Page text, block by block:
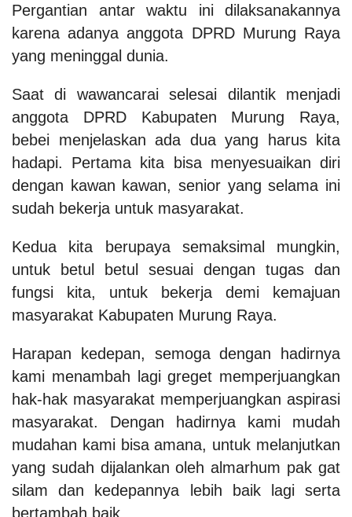
Pergantian antar waktu ini dilaksanakannya
karena adanya anggota DPRD Murung Raya
yang meninggal dunia.
Saat di wawancarai selesai dilantik menjadi
anggota DPRD Kabupaten Murung Raya,
bebei menjelaskan ada dua yang harus kita
hadapi. Pertama kita bisa menyesuaikan diri
dengan kawan kawan, senior yang selama ini
sudah bekerja untuk masyarakat.
Kedua kita berupaya semaksimal mungkin,
untuk betul betul sesuai dengan tugas dan
fungsi kita, untuk bekerja demi kemajuan
masyarakat Kabupaten Murung Raya.
Harapan kedepan, semoga dengan hadirnya
kami menambah lagi greget memperjuangkan
hak-hak masyarakat memperjuangkan aspirasi
masyarakat. Dengan hadirnya kami mudah
mudahan kami bisa amana, untuk melanjutkan
yang sudah dijalankan oleh almarhum pak gat
silam dan kedepannya lebih baik lagi serta
bertambah baik.